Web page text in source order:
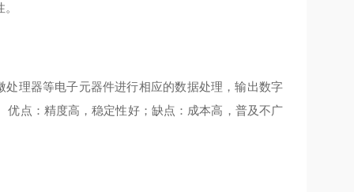
理器等电子元器件进行相应的数据处理，输出数字
点：精度高，稳定性好；缺点：成本高，普及不广